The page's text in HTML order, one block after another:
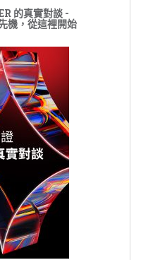
的真實對談 -
機，從這裡開始